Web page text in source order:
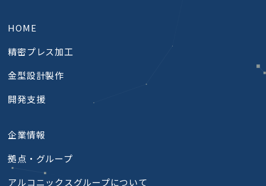
HOME
精密プレス加工​
金型設計製作
開発支援
企業情報
拠点・グループ
アルコニックスグループについて